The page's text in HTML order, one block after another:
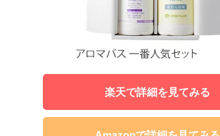
楽天で詳細を見てみる